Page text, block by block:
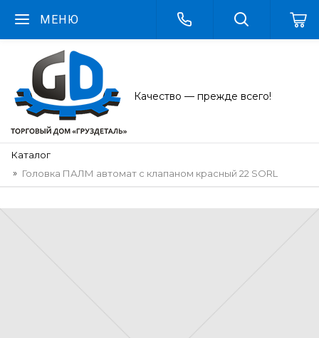
МЕНЮ
Качество — прежде всего!
Каталог
Головка ПАЛМ автомат с клапаном красный 22 SORL